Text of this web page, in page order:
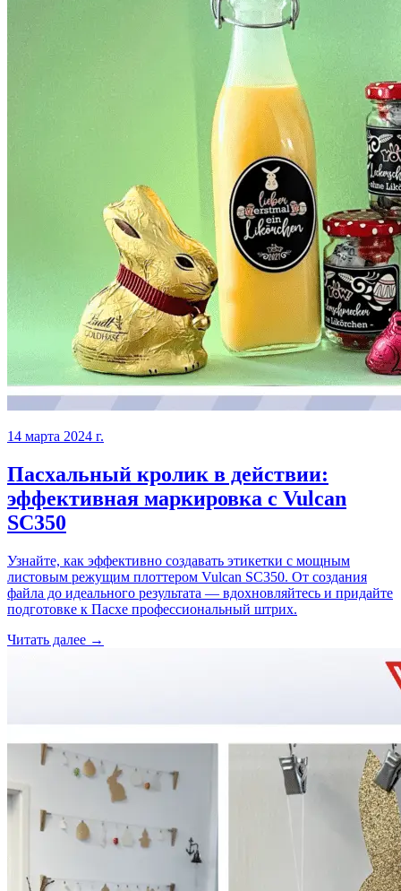
14 марта 2024 г.
Пасхальный кролик в действии:
эффективная маркировка с Vulcan
SC350
Узнайте, как эффективно создавать этикетки с мощным
листовым режущим плоттером Vulcan SC350. От создания
файла до идеального результата — вдохновляйтесь и придайте
подготовке к Пасхе профессиональный штрих.
Читать далее →